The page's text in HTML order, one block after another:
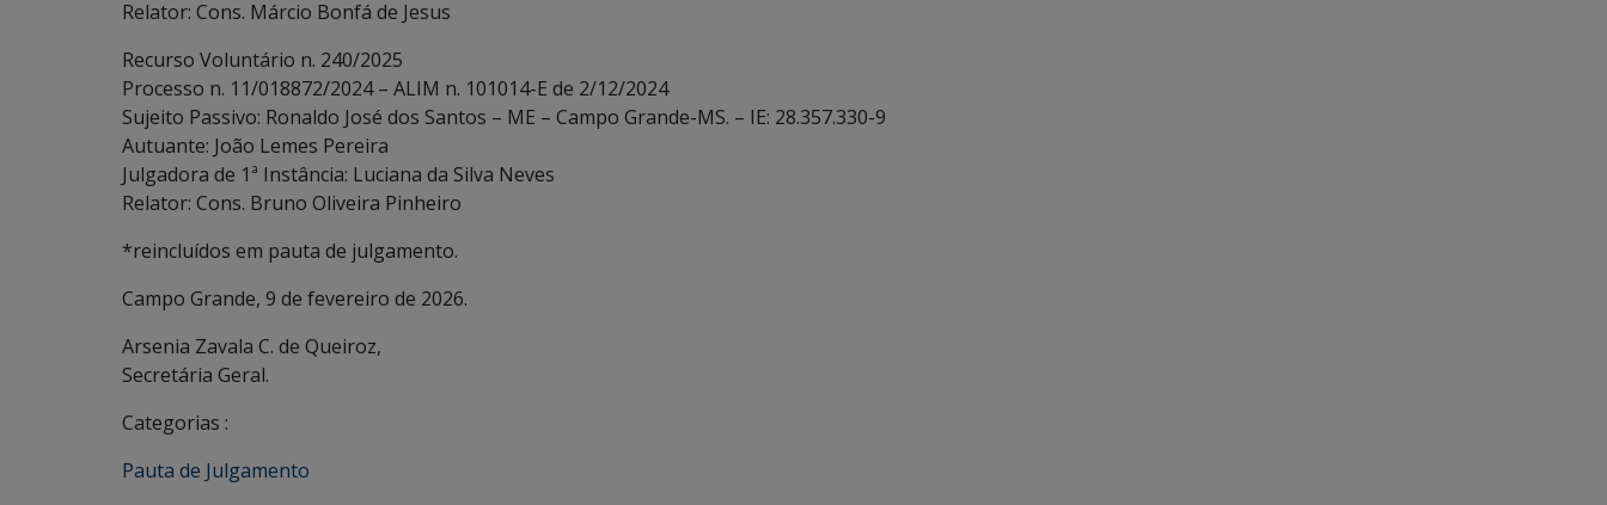
Relator: Cons. Márcio Bonfá de Jesus
Recurso Voluntário n. 240/2025
Processo n. 11/018872/2024 – ALIM n. 101014-E de 2/12/2024
Sujeito Passivo: Ronaldo José dos Santos – ME – Campo Grande-MS. – IE: 28.357.330-9
Autuante: João Lemes Pereira
Julgadora de 1ª Instância: Luciana da Silva Neves
Relator: Cons. Bruno Oliveira Pinheiro
*reincluídos em pauta de julgamento.
Campo Grande, 9 de fevereiro de 2026.
Arsenia Zavala C. de Queiroz,
Secretária Geral.
Categorias :
Pauta de Julgamento